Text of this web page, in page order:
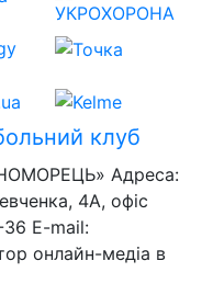
клуб
Адреса:
4А, офіс
E-mail:
онлайн-медіа в